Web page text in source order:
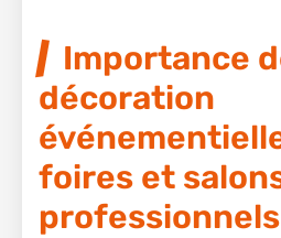
Importance
décoration
foires et
professionnels